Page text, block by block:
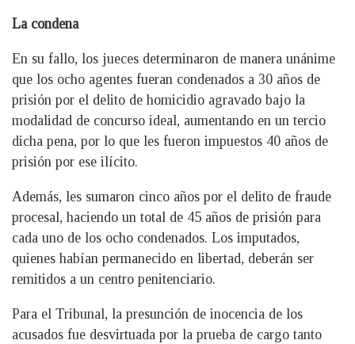
La condena
En su fallo, los jueces determinaron de manera unánime
que los ocho agentes fueran condenados a 30 años de
prisión por el delito de homicidio agravado bajo la
modalidad de concurso ideal, aumentando en un tercio
dicha pena, por lo que les fueron impuestos 40 años de
prisión por ese ilícito.
Además, les sumaron cinco años por el delito de fraude
procesal, haciendo un total de 45 años de prisión para
cada uno de los ocho condenados. Los imputados,
quienes habían permanecido en libertad, deberán ser
remitidos a un centro penitenciario.
Para el Tribunal, la presunción de inocencia de los
acusados fue desvirtuada por la prueba de cargo tanto